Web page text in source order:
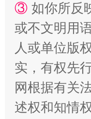
“蜀中异人”王建
③ 如你所反
或不文明用
人或单位版
实，有权先
网根据有关
述权和知情